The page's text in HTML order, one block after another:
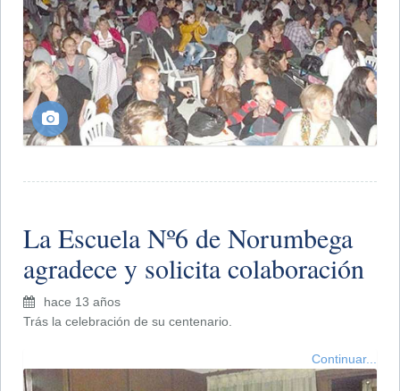
La Escuela Nº6 de Norumbega
agradece y solicita colaboración
hace 13 años
Trás la celebración de su centenario.
Continuar...